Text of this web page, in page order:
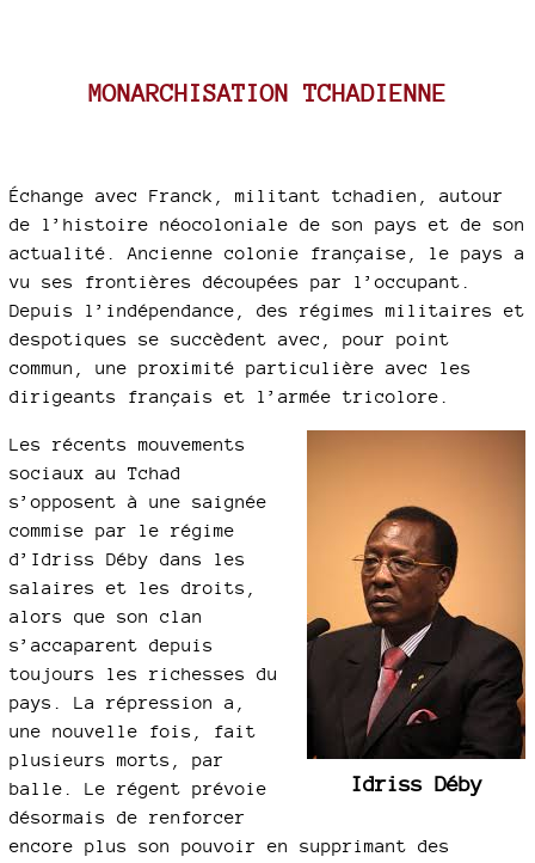
MONARCHISATION TCHADIENNE
Échange avec Franck, militant tchadien, autour
de l’histoire néocoloniale de son pays et de son
actualité. Ancienne colonie française, le pays a
vu ses frontières découpées par l’occupant.
Depuis l’indépendance, des régimes militaires et
despotiques se succèdent avec, pour point
commun, une proximité particulière avec les
dirigeants français et l’armée tricolore.
Idriss Déby
Les récents mouvements
sociaux au Tchad
s’opposent à une saignée
commise par le régime
d’Idriss Déby dans les
salaires et les droits,
alors que son clan
s’accaparent depuis
toujours les richesses du
pays. La répression a,
une nouvelle fois, fait
plusieurs morts, par
balle. Le régent prévoie
désormais de renforcer
encore plus son pouvoir en supprimant des